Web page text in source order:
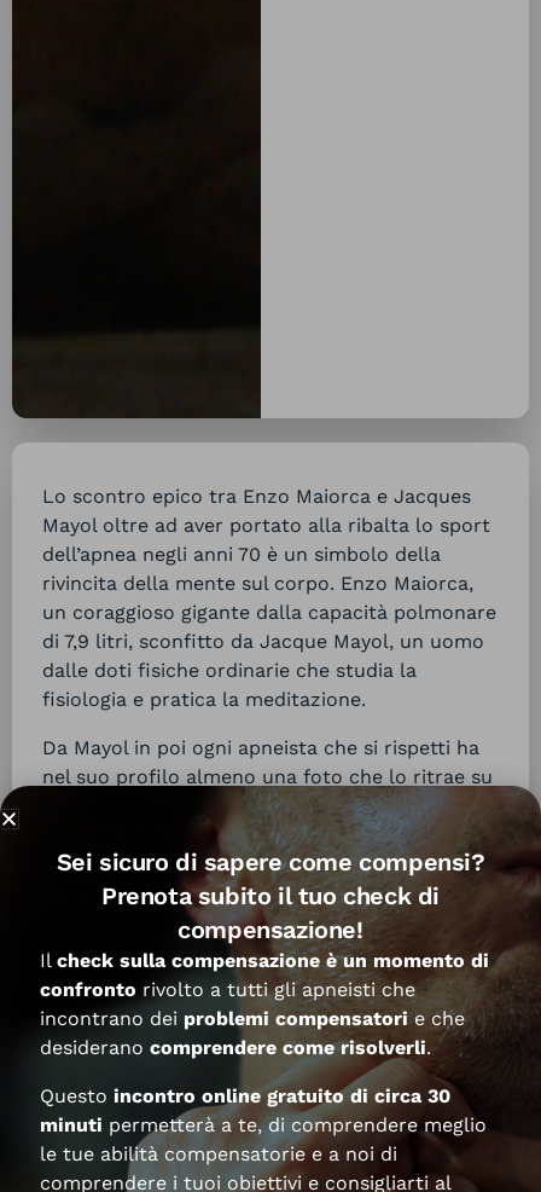
Lo scontro epico tra Enzo Maiorca e Jacques
Mayol oltre ad aver portato alla ribalta lo sport
dell’apnea negli anni 70 è un simbolo della
rivincita della mente sul corpo. Enzo Maiorca,
un coraggioso gigante dalla capacità polmonare
di 7,9 litri, sconfitto da Jacque Mayol, un uomo
dalle doti fisiche ordinarie che studia la
fisiologia e pratica la meditazione.
Da Mayol in poi ogni apneista che si rispetti ha
nel suo profilo almeno una foto che lo ritrae su
uno scoglio perso nella meditazione più
profonda. Mettendo da parte per un attimo
l’immaginario, quali sono le ragioni che rendono
la meditazione così efficace nella pratica
dell’apnea? Il cervello è l’organo del corpo che
consuma più energia, pur costituendo solo il 2%
della massa corporea consuma il 25% di tutto
l’ossigeno che respiriamo e, a riposo, 10 volte di
più degli altri organi del nostro corpo. Tutte le
volte che lasciamo entrare pensieri, emozioni
che generano ansia, stress, rabbia, paura,
l’attività cerebrale si intensifica e bruciamo una
parte di quel patrimonio di ossigeno che
sostiene la durata delle nostre apnee e le
Sei sicuro di sapere come compensi?
Prenota subito il tuo check di
compensazione!
Il check sulla compensazione è un momento di
confronto rivolto a tutti gli apneisti che
incontrano dei problemi compensatorie che
desiderano comprendere come risolverli.
Questo incontro online gratuito di circa 30
minuti permetterà a te, di comprendere meglio
le tue abilità compensatorie e a noi di
comprendere i tuoi obiettivi e consigliarti al